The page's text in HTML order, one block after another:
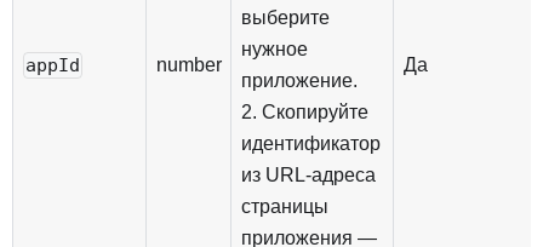
appId number
выберите
нужное
приложение.
2. Скопируйте
идентификатор
из URL-адреса
страницы
приложения —
Да